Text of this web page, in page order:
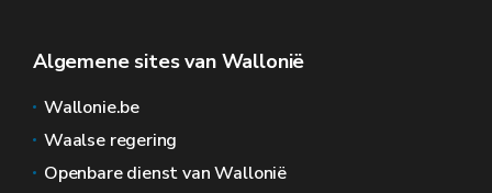
Algemene sites van Wallonië
Wallonie.be
Waalse regering
Openbare dienst van Wallonië